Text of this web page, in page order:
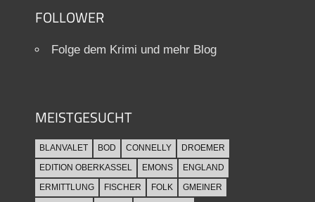
FOLLOWER
Folge dem Krimi und mehr Blog
MEISTGESUCHT
BLANVALET BOD CONNELLY
DROEMER
EDITION OBERKASSEL
EMONS
ENGLAND
ERMITTLUNG
FISCHER FOLK
GMEINER